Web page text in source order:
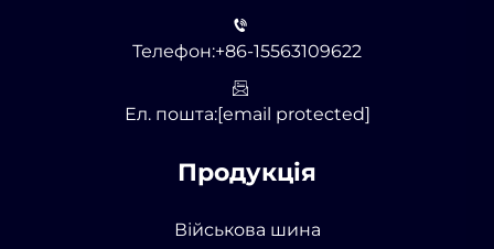
Телефон:+86-15563109622
Ел. пошта:[email protected]
Продукція
Військова шина